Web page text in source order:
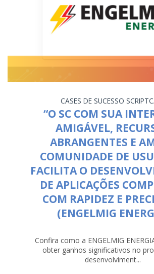
CASES DE SUCESSO
“O SC COM SUA
AMIGÁVEL,
ABRANGENTES E
COMUNIDADE DE
FACILITA O
DE APLICAÇÕES
COM RAPIDEZ E
(ENGELMIG
Confira como a ENGELMIG
obter ganhos significativos no
desenvolviment...